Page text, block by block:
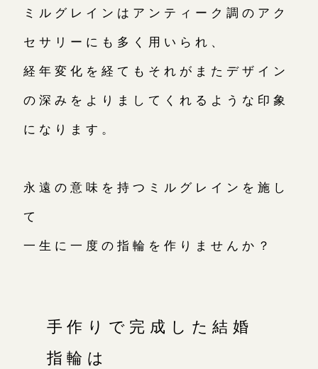
ミルグレインはアンティーク調のアク
セサリーにも多く用いられ、
経年変化を経てもそれがまたデザイン
の深みをよりましてくれるような印象
になります。
永遠の意味を持つミルグレインを施し
て
一生に一度の指輪を作りませんか？
手作りで完成した結婚
指輪は